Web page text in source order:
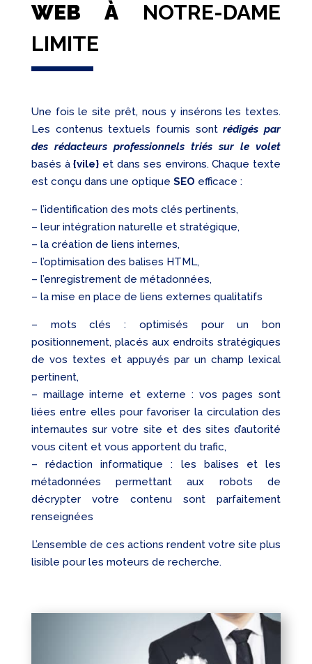
WEB À NOTRE-DAME
LIMITE
Une fois le site prêt, nous y insérons les textes.
Les contenus textuels fournis sontrédigés par
des rédacteurs professionnels triés sur le volet
basés à{vile} et dans ses environs. Chaque texte
est conçu dans une optique SEO efficace :
– l’identification des mots clés pertinents,
– leur intégration naturelle et stratégique,
– la création de liens internes,
– l’optimisation des balises HTML,
– l’enregistrement de métadonnées,
– la mise en place de liens externes qualitatifs
– mots clés : optimisés pour un bon
positionnement, placés aux endroits stratégiques
de vos textes et appuyés par un champ lexical
pertinent,
– maillage interne et externe : vos pages sont
liées entre elles pour favoriser la circulation des
internautes sur votre site et des sites d’autorité
vous citent et vous apportent du trafic,
– rédaction informatique : les balises et les
métadonnées permettant aux robots de
décrypter votre contenu sont parfaitement
renseignées
L’ensemble de ces actions rendent votre site plus
lisible pour les moteurs de recherche.